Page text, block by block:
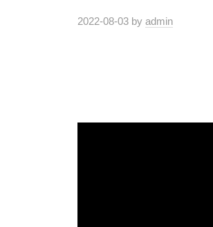
2022-08-03 by admin